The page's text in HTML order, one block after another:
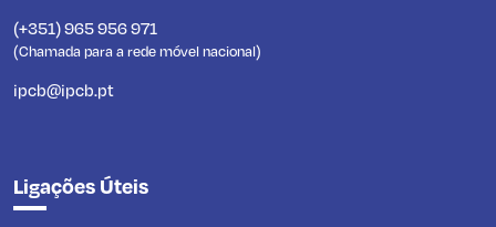
(+351) 965 956 971
(Chamada para a rede móvel nacional)
ipcb@ipcb.pt
Ligações Úteis